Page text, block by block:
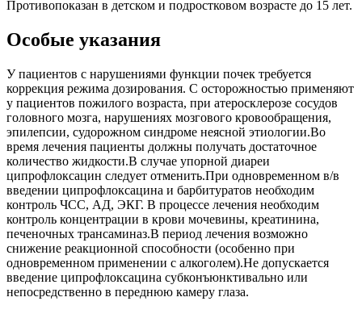
Противопоказан в детском и подростковом возрасте до 15 лет.
Особые указания
У пациентов с нарушениями функции почек требуется
коррекция режима дозирования. С осторожностью применяют
у пациентов пожилого возраста, при атеросклерозе сосудов
головного мозга, нарушениях мозгового кровообращения,
эпилепсии, судорожном синдроме неясной этиологии.Во
время лечения пациенты должны получать достаточное
количество жидкости.В случае упорной диареи
ципрофлоксацин следует отменить.При одновременном в/в
введении ципрофлоксацина и барбитуратов необходим
контроль ЧСС, АД, ЭКГ. В процессе лечения необходим
контроль концентрации в крови мочевины, креатинина,
печеночных трансаминаз.В период лечения возможно
снижение реакционной способности (особенно при
одновременном применении с алкоголем).Не допускается
введение ципрофлоксацина субконъюнктивально или
непосредственно в переднюю камеру глаза.